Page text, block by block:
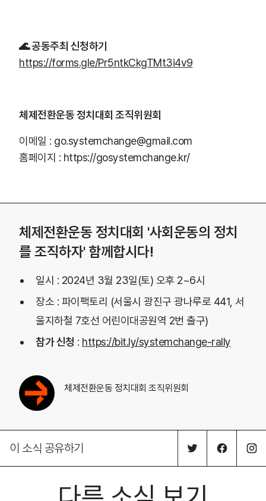
🌊 공동주최 신청하기
https://forms.gle/Pr5ntkCkgTMt3i4v9
체제전환운동 정치대회 조직위원회
이메일 : go.systemchange@gmail.com
홈페이지 : https://gosystemchange.kr/
체제전환운동 정치대회 '사회운동의 정치
를 조직하자' 함께합시다!
일시 : 2024년 3월 23일(토) 오후 2~6시
장소 : 파이팩토리 (서울시 광진구 광나루로 441, 서
울지하철 7호선 어린이대공원역 2번 출구)
참가 신청 : https://bit.ly/systemchange-rally
체제전환운동 정치대회 조직위원회
이 소식 공유하기